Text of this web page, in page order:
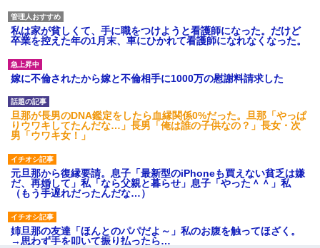
私は家が貧しくて、手に職をつけようと看護師になった。だけど
卒業を控えた年の1月末、車にひかれて看護師になれなくなった。
嫁に不倫されたから嫁と不倫相手に1000万の慰謝料請求した
旦那が長男のDNA鑑定をしたら血縁関係0%だった。旦那「やっぱ
りウワキしてたんだな…」長男「俺は誰の子供なの？」長女・次
男「ウワキ女！」
元旦那から復縁要請。息子「最新型のiPhoneも買えない貧乏は嫌
だ、再婚して」私「なら父親と暮らせ」息子「やった＾＾」私
（もう手遅れだったんだな…）
姉旦那の友達「ほんとのパパだよ～」私のお腹を触ってほざく。
→思わず手を叩いて振り払ったら…